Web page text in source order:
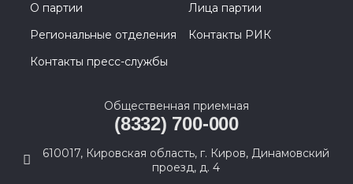
О партии
Лица партии
Региональные отделения
Контакты РИК
Контакты пресс-службы
Общественная приемная
(8332) 700-000
610017, Кировская область, г. Киров, Динамовский
проезд, д. 4